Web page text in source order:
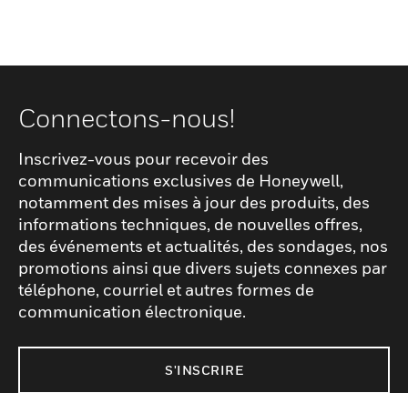
Connectons-nous!
Inscrivez-vous pour recevoir des
communications exclusives de Honeywell,
notamment des mises à jour des produits, des
informations techniques, de nouvelles offres,
des événements et actualités, des sondages, nos
promotions ainsi que divers sujets connexes par
téléphone, courriel et autres formes de
communication électronique.
S'INSCRIRE